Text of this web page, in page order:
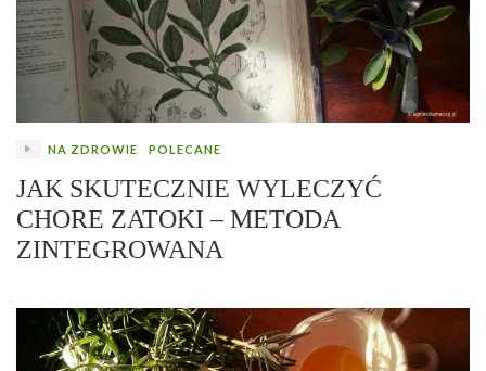
NA ZDROWIE POLECANE
JAK SKUTECZNIE WYLECZYĆ
CHORE ZATOKI – METODA
ZINTEGROWANA